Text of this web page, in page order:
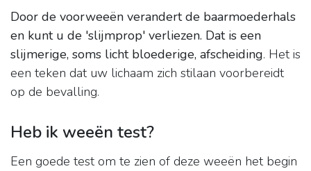
Door de voorweeën verandert de baarmoederhals
en kunt u de 'slijmprop' verliezen. Dat is een
slijmerige, soms licht bloederige, afscheiding. Het is
een teken dat uw lichaam zich stilaan voorbereidt
op de bevalling.
Heb ik weeën test?
Een goede test om te zien of deze weeën het begin